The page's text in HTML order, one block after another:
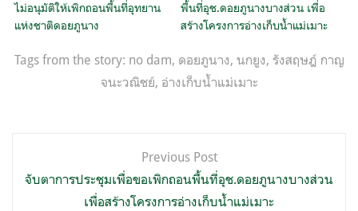
ไม่อนุมัติให้เพิกถอนพื้นที่อุทยาน
แห่งชาติดอยภูนาง
พื้นที่อุช.ดอยภูนางบางส่วน เพื่อ
สร้างโครงการอ่างเก็บน้ำแม่เมาะ
Tags from the story: no dam, ดอยภูนาง, นกยูง, รังสฤษฎ์ กาญ
จนะวณิชย์, อ่างเก็บน้ำแม่เมาะ
เรื่อง
Previous Post
จับตาการประชุมเพื่อขอเพิกถอนพื้นที่อุช.ดอยภูนางบางส่วน
เพื่อสร้างโครงการอ่างเก็บน้ำแม่เมาะ